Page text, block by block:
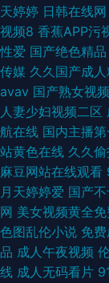
夜成人天堂 日韩成
线观 6080新视觉理
久无码导航 日韩一
韩国无吗AV 国产
欧美在线 91视频在
日韩在线观看 永久
操美女 超碰在线影
天婷婷 日韩在线网
视频8 香蕉APP污
性爱 国产绝色精品
传媒 久久国产成
avav 国产熟女视
人妻少妇视频二区
航在线 国内主播
站黄色在线 久久
麻豆网站在线观看
月天婷婷爱 国产
网 美女视频黄全
色图乱伦小说 免
品 成人午夜视频
线 成人无码看片